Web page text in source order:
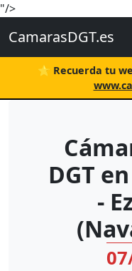
"/>
CamarasDGT.es
⭐ Recuerda tu
DGT
-